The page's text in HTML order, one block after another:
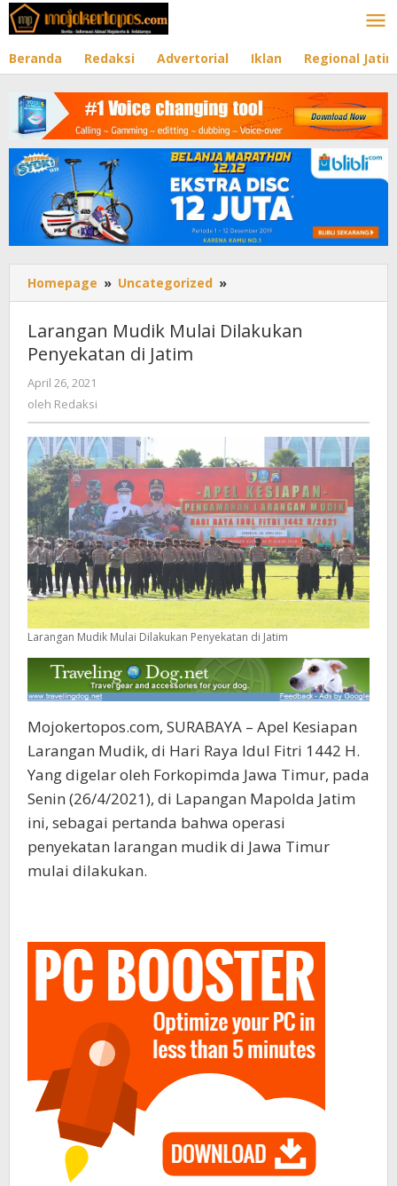
Lewati
ke
Beranda Redaksi Advertorial Iklan Regional Jatim
Homepage » Uncategorized »
Mudik
Mulai
Dilakukan
Larangan Mudik Mulai Dilakukan
Penyekatan di Jatim
April 26, 2021
oleh Redaksi
Larangan Mudik Mulai Dilakukan Penyekatan di Jatim
Mojokertopos.com, SURABAYA – Apel Kesiapan
Larangan Mudik, di Hari Raya Idul Fitri 1442 H.
Yang digelar oleh Forkopimda Jawa Timur, pada
Senin (26/4/2021), di Lapangan Mapolda Jatim
ini, sebagai pertanda bahwa operasi
penyekatan larangan mudik di Jawa Timur
mulai dilakukan.